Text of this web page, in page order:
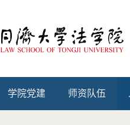
学院党建 师资队伍